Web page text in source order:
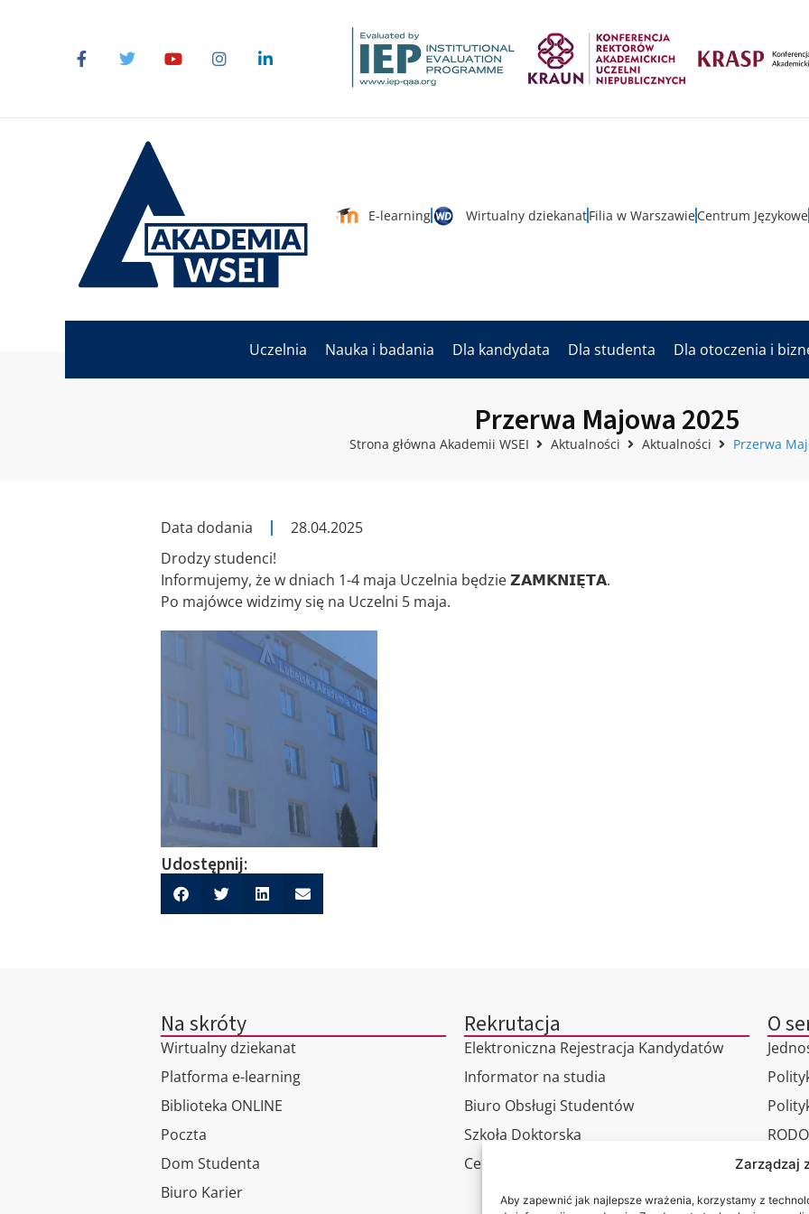
Zarządzaj
Aby zapewnić jak najlepsze wrażenia, korzystamy z
E-learning Wirtualny dziekanatFilia w WarszawieCentrum Językowe
Uczelnia Nauka i badania Dla kandydata Dla studenta Dla otoczenia i
Przerwa Majowa 2025
Strona główna Akademii WSEI Aktualności Aktualności Przerwa
Data dodania
28.04.2025
Drodzy studenci!
Informujemy, że w dniach 1-4 maja Uczelnia będzie 𝗭𝗔𝗠𝗞𝗡𝗜𝗘̨𝗧𝗔.
Po majówce widzimy się na Uczelni 5 maja.
Udostępnij:
Na skróty
Wirtualny dziekanat
Platforma e-learning
Biblioteka ONLINE
Poczta
Dom Studenta
Biuro Karier
Rekrutacja
Elektroniczna Rejestracja Kandydatów
Informator na studia
Biuro Obsługi Studentów
Szkoła Doktorska
Centrum Studiów Podyplomowych
O
RODO